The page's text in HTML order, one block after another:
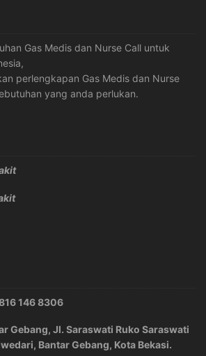
Gas Medis dan Nurse Call untuk
perlengkapan Gas Medis dan Nurse
yang anda perlukan.
146 8306
Gebang, Jl. Saraswati Ruko Saraswati
Bantar Gebang, Kota Bekasi.